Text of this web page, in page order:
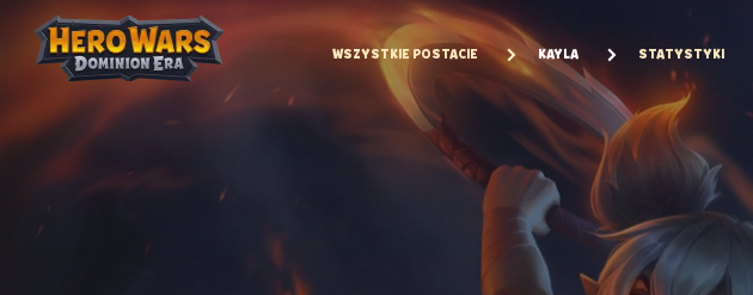
WSZYSTKIE POSTACIE KAYLA STATYSTYKI